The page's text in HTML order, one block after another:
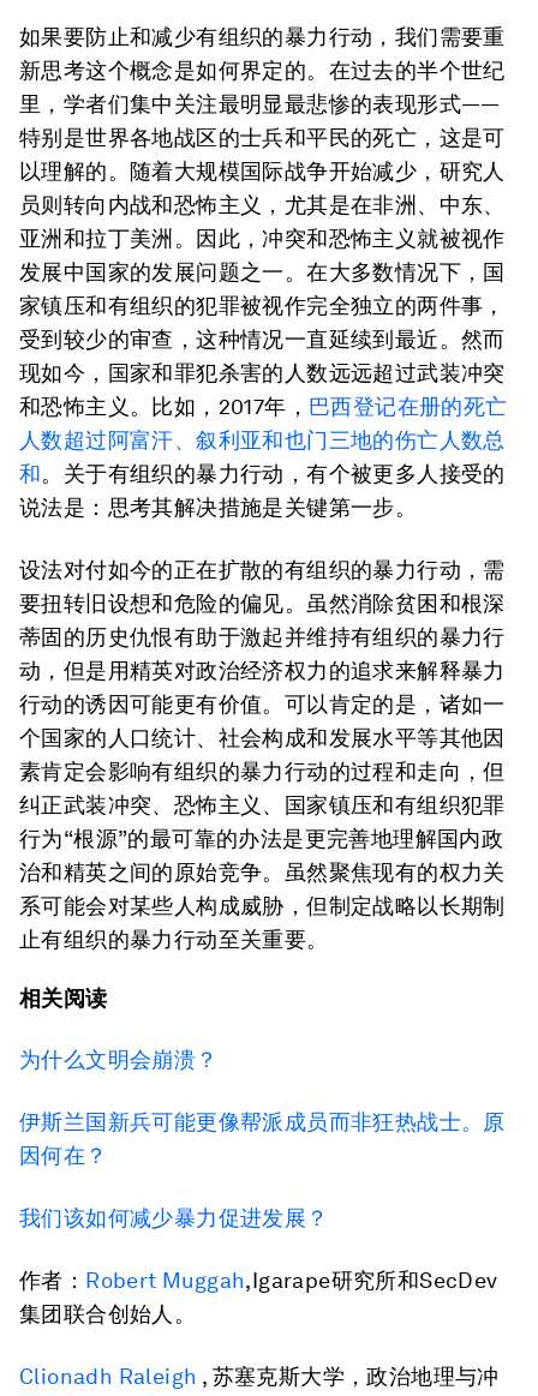
如果要防止和减少有组织的暴力行动，我们需要重
新思考这个概念是如何界定的。在过去的半个世纪
里，学者们集中关注最明显最悲惨的表现形式——
特别是世界各地战区的士兵和平民的死亡，这是可
以理解的。随着大规模国际战争开始减少，研究人
员则转向内战和恐怖主义，尤其是在非洲、中东、
亚洲和拉丁美洲。因此，冲突和恐怖主义就被视作
发展中国家的发展问题之一。在大多数情况下，国
家镇压和有组织的犯罪被视作完全独立的两件事，
受到较少的审查，这种情况一直延续到最近。然而
现如今，国家和罪犯杀害的人数远远超过武装冲突
和恐怖主义。比如，2017年， 巴西登记在册的死亡
人数超过阿富汗、叙利亚和也门三地的伤亡人数总
和。关于有组织的暴力行动，有个被更多人接受的
说法是：思考其解决措施是关键第一步。
设法对付如今的正在扩散的有组织的暴力行动，需
要扭转旧设想和危险的偏见。虽然消除贫困和根深
蒂固的历史仇恨有助于激起并维持有组织的暴力行
动，但是用精英对政治经济权力的追求来解释暴力
行动的诱因可能更有价值。可以肯定的是，诸如一
个国家的人口统计、社会构成和发展水平等其他因
素肯定会影响有组织的暴力行动的过程和走向，但
纠正武装冲突、恐怖主义、国家镇压和有组织犯罪
行为“根源”的最可靠的办法是更完善地理解国内政
治和精英之间的原始竞争。虽然聚焦现有的权力关
系可能会对某些人构成威胁，但制定战略以长期制
止有组织的暴力行动至关重要。
相关阅读
为什么文明会崩溃？
伊斯兰国新兵可能更像帮派成员而非狂热战士。原
因何在？
我们该如何减少暴力促进发展？
作者： Robert Muggah,Igarape研究所和SecDev
集团联合创始人。
Clionadh Raleigh , 苏塞克斯大学，政治地理与冲